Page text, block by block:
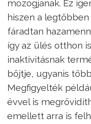
mozogjanak. Ez
hiszen a
fáradtan
így az ülés otthon
inaktivitásnak
böjtje, ugyanis
Megfigyelték
évvel is
emellett arra is